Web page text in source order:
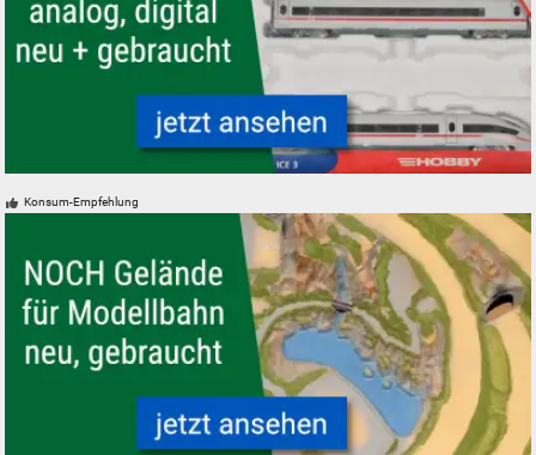
Konsum-Empfehlung